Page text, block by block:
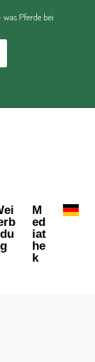
Pferde bei
M
ed
iat
he
k